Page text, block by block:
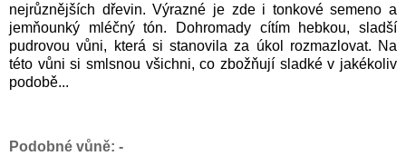
nejrůznějších dřevin. Výrazné je zde i tonkové semeno a
jemňounký mléčný tón. Dohromady cítím hebkou, sladší
pudrovou vůni, která si stanovila za úkol rozmazlovat. Na
této vůni si smlsnou všichni, co zbožňují sladké v jakékoliv
podobě...
Podobné vůně: -